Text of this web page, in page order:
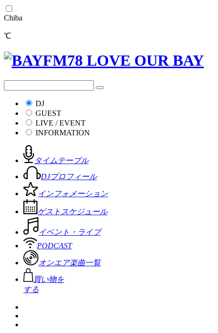
Chiba
℃
DJ
GUEST
LIVE / EVENT
INFORMATION
タイムテーブル
DJプロフィール
インフォメーション
ゲストスケジュール
イベント・ライブ
PODCAST
オンエア楽曲一覧
買い物を
する